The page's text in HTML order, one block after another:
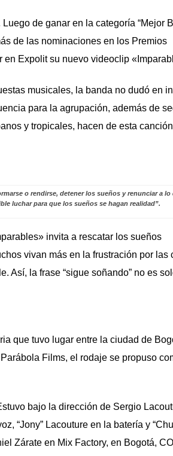
de ganar en la categoría “Mejor
de las nominaciones en los Premios
Expolit su nuevo videoclip
musicales, la banda no dudó en
para la agrupación, además de
y tropicales, hacen de esta
o rendirse, detener los sueños y renunciar a lo
luchar para que los sueños se hagan realidad”.
invita a rescatar los sueños
vivan más en la frustración por las
Así, la frase “sigue soñando” no es
que tuvo lugar entre la ciudad de
Films, el rodaje se propuso
bajo la dirección de Sergio
“Jony” Lacouture en la batería y
Zárate en Mix Factory, en Bogotá,